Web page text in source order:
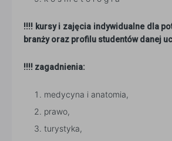
!!!! kursy i zajęcia indywidualne dla
branży oraz profilu studentów danej
!!!! zagadnienia:
medycyna i anatomia,
prawo,
turystyka,